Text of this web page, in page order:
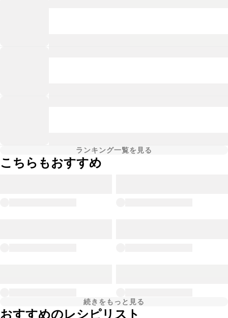
ランキング一覧を見る
こちらもおすすめ
続きをもっと見る
おすすめのレシピリスト